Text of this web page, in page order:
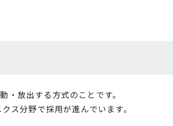
放出する方式のことです。
ス分野で採用が進んでいます。